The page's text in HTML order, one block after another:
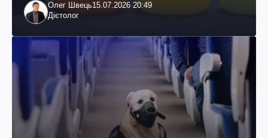
Олег Швець15.07.2026 20:49
Дієтолог